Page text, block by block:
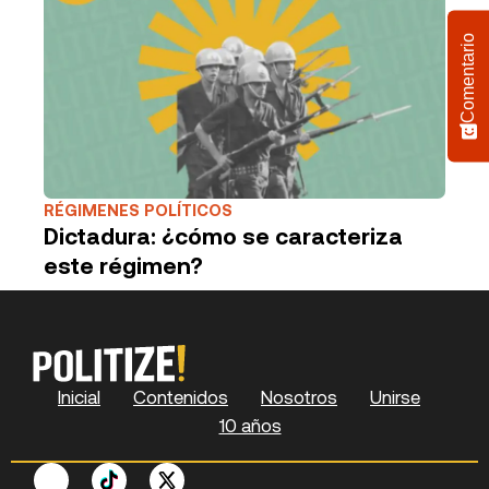
RÉGIMENES POLÍTICOS
Dictadura: ¿cómo se caracteriza
este régimen?
Inicial Contenidos Nosotros
Unirse
10 años
X
F
Y
L
P
S
Comentario